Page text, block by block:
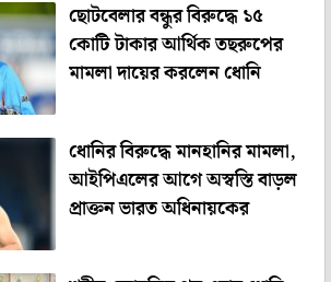
ছোটবেলার বন্ধুর বিরুদ্ধে ১৫
কোটি টাকার আর্থিক তছরুপের
মামলা দায়ের করলেন ধোনি
ধোনির বিরুদ্ধে মানহানির মামলা,
আইপিএলের আগে অস্বস্তি বাড়ল
প্রাক্তন ভারত অধিনায়কের